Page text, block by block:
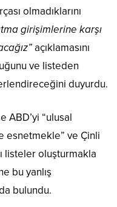
olmadıklarını
girişimlerine karşı
açıklamasını
ve listeden
duyurdu.
ABD’yi “ulusal
esnetmekle” ve Çinli
listeler oluşturmakla
bu yanlış
bulundu.